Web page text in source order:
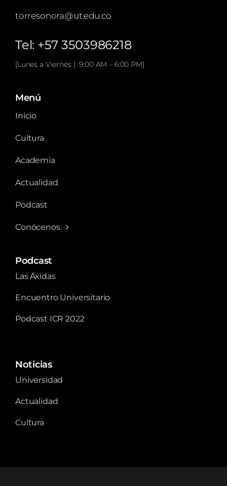
torresonora@ut.edu.co
Tel: +57 3503986218
[Lunes a Viernes | 9:00 AM – 6:00 PM]
Menú
Inicio
Cultura
Academia
Actualidad
Podcast
Conócenos
Podcast
Las Áxidas
Encuentro Universitario
Podcast ICR 2022
Noticias
Universidad
Actualidad
Cultura